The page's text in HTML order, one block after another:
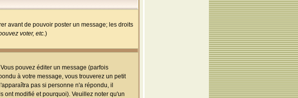
avant de pouvoir poster un message; les droits
voter, etc.)
pouvez éditer un message (parfois
à votre message, vous trouverez un petit
pas si personne n'a répondu, il
ont modifié et pourquoi). Veuillez noter qu'un